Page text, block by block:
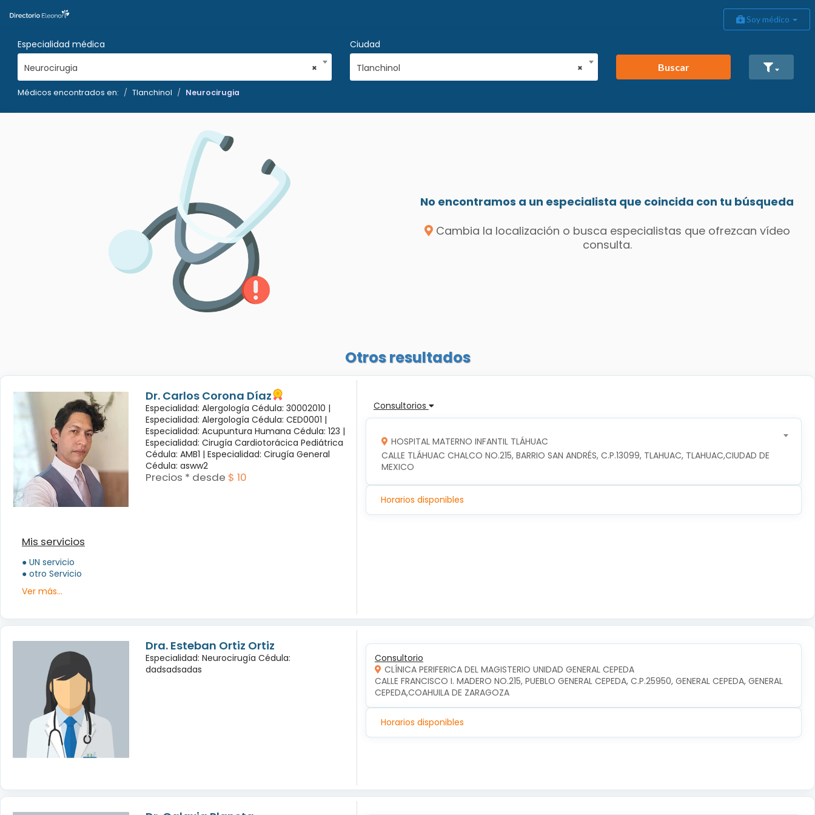
Soy médico
Especialidad médica
×
Neurocirugia
Ciudad
×
Tlanchinol Buscar
Médicos encontrados en: Tlanchinol Neurocirugia
No encontramos a un especialista que coincida con tu búsqueda
Cambia la localización o busca especialistas que ofrezcan vídeo
consulta.
Otros resultados
Dr. Carlos Corona Díaz
Especialidad: Alergología Cédula: 30002010 |
Especialidad: Alergología Cédula: CED0001 |
Especialidad: Acupuntura Humana Cédula: 123 |
Especialidad: Cirugía Cardiotorácica Pediátrica
Cédula: AMB1 | Especialidad: Cirugía General
Cédula: asww2
Precios * desde $ 10
Mis servicios
● UN servicio
● otro Servicio
Ver más...
Consultorios
HOSPITAL MATERNO INFANTIL TLÁHUAC
CALLE TLÁHUAC CHALCO NO.215, BARRIO SAN ANDRÉS, C.P.13099, TLAHUAC, TLAHUAC,CIUDAD DE
MEXICO
Horarios disponibles
Dra. Esteban Ortiz Ortiz
Especialidad: Neurocirugía Cédula:
dadsadsadas
Consultorio
CLÍNICA PERIFERICA DEL MAGISTERIO UNIDAD GENERAL CEPEDA
CALLE FRANCISCO I. MADERO NO.215, PUEBLO GENERAL CEPEDA, C.P.25950, GENERAL CEPEDA, GENERAL
CEPEDA,COAHUILA DE ZARAGOZA
Horarios disponibles